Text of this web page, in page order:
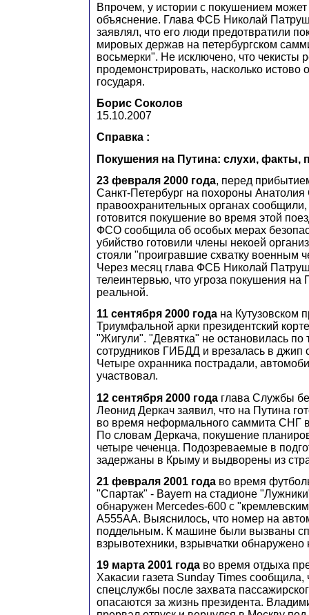
Впрочем, у истории с покушением
объяснение. Глава ФСБ Николай
заявлял, что его люди предотвратили
мировых держав на петербургском
восьмерки". Не исключено, что чекисты
продемонстрировать, насколько истово
государя.
Борис Соколов
15.10.2007
Справка :
Покушения на Путина: слухи, факты,
23 февраля 2000 года, перед
Санкт-Петербург на похороны Анатолия
правоохранительных органах
готовится покушение во время этой
ФСО сообщила об особых мерах
убийство готовили члены некоей
стояли "проигравшие схватку военным
Через месяц глава ФСБ Николай
телеинтервью, что угроза покушения на
реальной.
11 сентября 2000 года на Кутузовском
Триумфальной арки президентский
"Жигули". "Девятка" не остановилась по
сотрудников ГИБДД и врезалась в джип
Четыре охранника пострадали,
участвовал.
12 сентября 2000 года глава Службы
Леонид Деркач заявил, что на Путина
во время неформального саммита СНГ
По словам Деркача, покушение
четыре чеченца. Подозреваемые в
задержаны в Крыму и выдворены из
21 февраля 2001 года во время
"Спартак" - Bayern на стадионе
обнаружен Mercedes-600 с
А555АА. Выяснилось, что номер на
поддельным. К машине были вызваны
взрывотехники, взрывчатки
19 марта 2001 года во время отдыха
Хакасии газета Sunday Times сообщила,
спецслужбы после захвата
опасаются за жизнь президента.